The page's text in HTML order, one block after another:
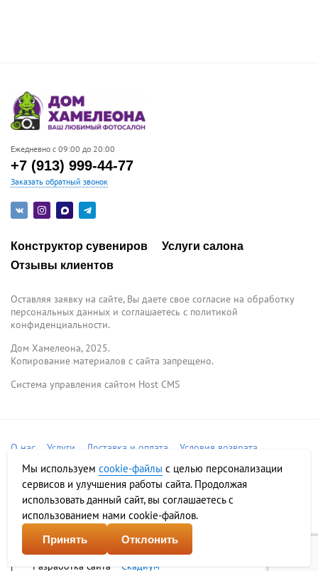
Ежедневно с 09:00 до 20:00
+7 (913) 999-44-77
Заказать обратный звонок
Конструктор сувениров
Услуги салона
Отзывы клиентов
Оставляя заявку на сайте, Вы даете свое согласие на обработку
персональных данных и соглашаетесь c политикой
конфиденциальности.
Дом Хамелеона, 2025.
Копирование материалов с сайта запрещено.
Система управления сайтом Host CMS
О нас Услуги Доставка и оплата
Условия возврата
Фотогалерея
Контакты
Франшиза
Соглашение на обработку персональных данных
Политика конфиденциальности
Карта сайта
Разработка сайта – Скадиум
Мы используем cookie-файлы с целью персонализации
сервисов и улучшения работы сайта. Продолжая
использовать данный сайт, вы соглашаетесь с
использованием нами cookie-файлов.
Принять Отклонить